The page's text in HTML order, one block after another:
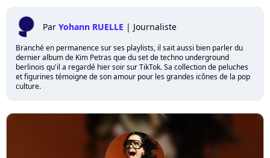
Par Yohann RUELLE | Journaliste
Branché en permanence sur ses playlists, il sait aussi bien parler du
dernier album de Kim Petras que du set de techno underground
berlinois qu'il a regardé hier soir sur TikTok. Sa collection de peluches
et figurines témoigne de son amour pour les grandes icônes de la pop
culture.